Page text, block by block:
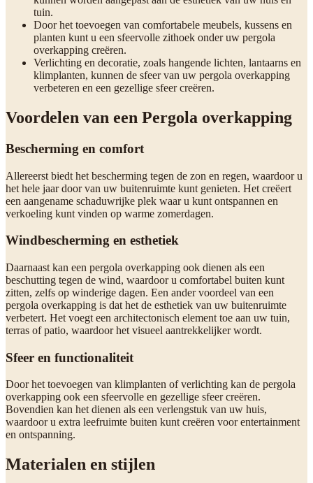
tuin.
Door het toevoegen van comfortabele meubels, kussens en
planten kunt u een sfeervolle zithoek onder uw pergola
overkapping creëren.
Verlichting en decoratie, zoals hangende lichten, lantaarns en
klimplanten, kunnen de sfeer van uw pergola overkapping
verbeteren en een gezellige sfeer creëren.
Voordelen van een Pergola overkapping
Bescherming en comfort
Allereerst biedt het bescherming tegen de zon en regen, waardoor u
het hele jaar door van uw buitenruimte kunt genieten. Het creëert
een aangename schaduwrijke plek waar u kunt ontspannen en
verkoeling kunt vinden op warme zomerdagen.
Windbescherming en esthetiek
Daarnaast kan een pergola overkapping ook dienen als een
beschutting tegen de wind, waardoor u comfortabel buiten kunt
zitten, zelfs op winderige dagen. Een ander voordeel van een
pergola overkapping is dat het de esthetiek van uw buitenruimte
verbetert. Het voegt een architectonisch element toe aan uw tuin,
terras of patio, waardoor het visueel aantrekkelijker wordt.
Sfeer en functionaliteit
Door het toevoegen van klimplanten of verlichting kan de pergola
overkapping ook een sfeervolle en gezellige sfeer creëren.
Bovendien kan het dienen als een verlengstuk van uw huis,
waardoor u extra leefruimte buiten kunt creëren voor entertainment
en ontspanning.
Materialen en stijlen